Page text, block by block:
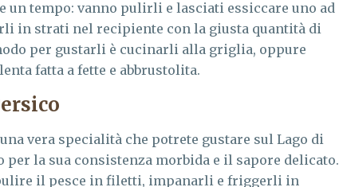
un tempo: vanno pulirli e lasciati essiccare uno ad
in strati nel recipiente con la giusta quantità di
per gustarli è cucinarli alla griglia, oppure
fatta a fette e abbrustolita.
vera specialità che potrete gustare sul Lago di
per la sua consistenza morbida e il sapore delicato.
il pesce in filetti, impanarli e friggerli in